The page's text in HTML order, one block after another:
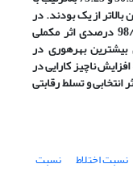
زمین بالاتر از یک بودند. در
نهایت نسبت اختلاط 50:50 به دلیل سهم 98/53 درصدی اثر مکملی
بیشترین بهره­وری در
ناچیز کارایی در
سهم 73/76 درصدی اثر انتخابی و تسلط رقابتی
نسبت اختلاط نسبت